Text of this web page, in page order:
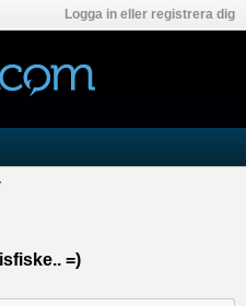
Logga in eller registrera dig
=)